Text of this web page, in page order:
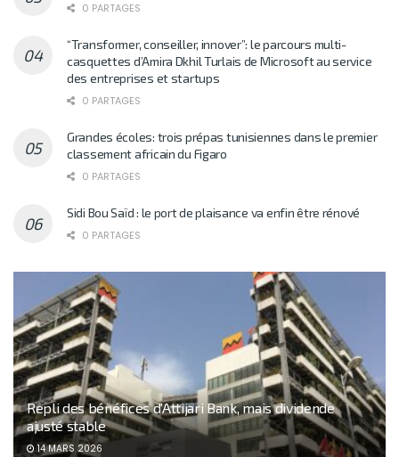
0 PARTAGES
“Transformer, conseiller, innover”: le parcours multi-
casquettes d’Amira Dkhil Turlais de Microsoft au service
des entreprises et startups
0 PARTAGES
Grandes écoles: trois prépas tunisiennes dans le premier
classement africain du Figaro
0 PARTAGES
Sidi Bou Saïd : le port de plaisance va enfin être rénové
0 PARTAGES
Repli des bénéfices d’Attijari Bank, mais dividende
ajusté stable
14 MARS 2026